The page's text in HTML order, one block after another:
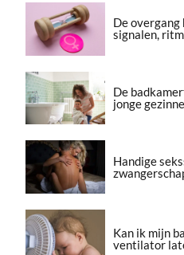
De overgang
signalen,
De
jonge
Handige
Kan ik mijn
ventilator